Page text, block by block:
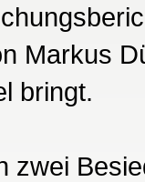
Markus
bringt.
zwei